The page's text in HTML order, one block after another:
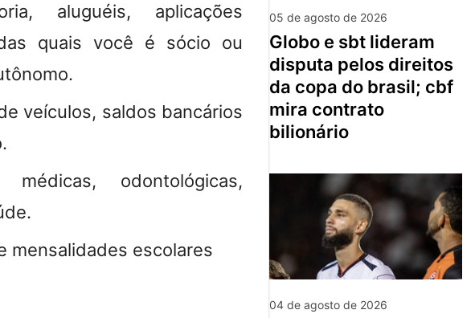
aluguéis, aplicações
quais você é sócio ou
veículos, saldos bancários
odontológicas,
mensalidades escolares
05 de agosto de 2026
globo e sbt lideram
disputa pelos direitos
da copa do brasil; cbf
mira contrato
bilionário
04 de agosto de 2026